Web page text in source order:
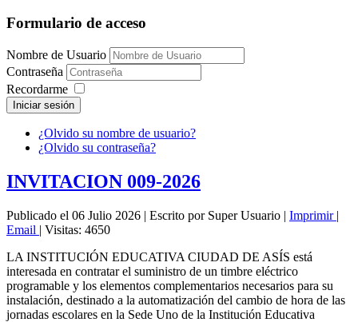
Formulario de acceso
Nombre de Usuario
Contraseña
Recordarme
Iniciar sesión
¿Olvido su nombre de usuario?
¿Olvido su contraseña?
INVITACION 009-2026
Publicado el 06 Julio 2026 | Escrito por Super Usuario | Imprimir |
Email | Visitas: 4650
LA INSTITUCIÓN EDUCATIVA CIUDAD DE ASÍS está
interesada en contratar el suministro de un timbre eléctrico
programable y los elementos complementarios necesarios para su
instalación, destinado a la automatización del cambio de hora de las
jornadas escolares en la Sede Uno de la Institución Educativa